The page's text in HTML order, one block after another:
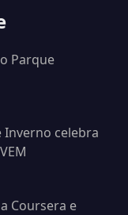
Parque
celebra
Coursera e